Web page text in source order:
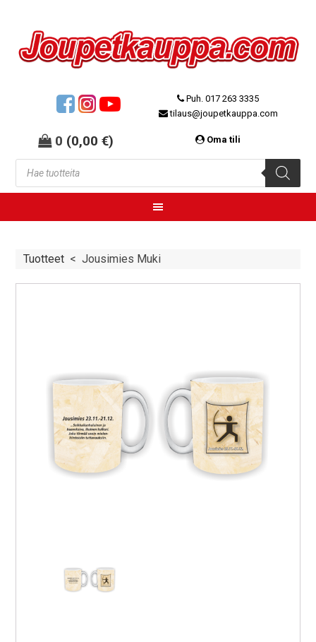
0 (0,00€)
Puh. 017 263 3335
tilaus@joupetkauppa.com
Oma tili
Tuotteet <Jousimies Muki